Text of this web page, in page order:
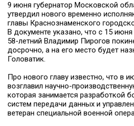
9 июня губернатор Московской
утвердил нового временно
главы Краснознаменского
В документе указано, что с 15
58-летний Владимир Пирогов
досрочно, а на его место будет
Головатик.
Про нового главу известно, что в
возглавил научно-
которая занимается разработкой
систем передачи данных и
ветеран специальной военной